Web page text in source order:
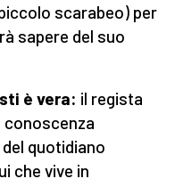
scarabeo) per
sapere del suo
è vera: il regista
conoscenza
quotidiano
che vive in